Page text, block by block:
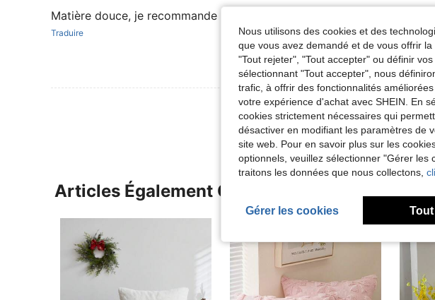
Matière douce, je recommande
Traduire
Voir Plus D'avis
Articles Également Consultés
Nous utilisons des cookies et des
que vous avez demandé et de vous offrir
"Tout rejeter", "Tout accepter" ou définir
sélectionnant "Tout accepter", nous
trafic, à offrir des fonctionnalités
votre expérience d'achat avec SHEIN. En
cookies strictement nécessaires qui
désactiver en modifiant les paramètres de
site web. Pour en savoir plus sur les
optionnels, veuillez sélectionner "Gérer
traitons les données que nous collectons,
Gérer les cookies